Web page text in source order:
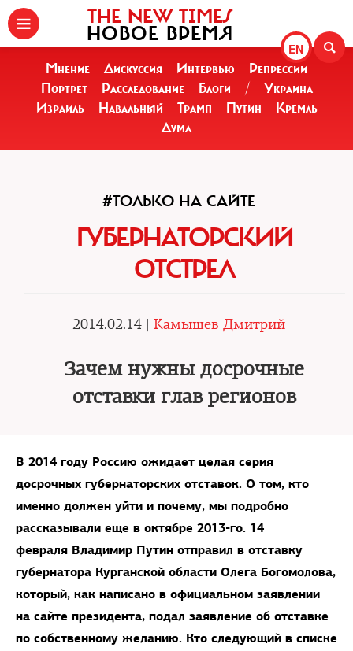
EN
THE NEW TIMES
НОВОЕ ВРЕМЯ
Мнение Дискуссия Интервью
Репрессии
Портрет
Расследование Блоги /
Украина
Израиль
Навальный Трамп Путин
Кремль
Дума
#ТОЛЬКО НА САЙТЕ
ГУБЕРНАТОРСКИЙ
ОТСТРЕЛ
2014.02.14 | Камышев Дмитрий
Зачем нужны досрочные
отставки глав регионов
В 2014 году Россию ожидает целая серия
досрочных губернаторских отставок. О том, кто
именно должен уйти и почему, мы подробно
рассказывали еще в октябре 2013-го. 14
февраля Владимир Путин отправил в отставку
губернатора Курганской области Олега Богомолова,
который, как написано в официальном заявлении
на сайте президента, подал заявление об отставке
по собственному желанию. Кто следующий в списке